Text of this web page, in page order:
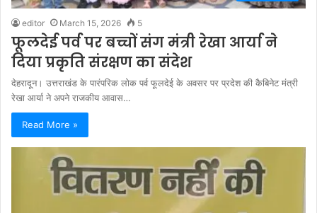
editor March 15, 2026 5
फूलदेई पर्व पर बच्चों संग मंत्री रेखा आर्या ने
दिया प्रकृति संरक्षण का संदेश
देहरादून। उत्तराखंड के पारंपरिक लोक पर्व फूलदेई के अवसर पर प्रदेश की कैबिनेट मंत्री
रेखा आर्या ने अपने राजकीय आवास…
Read More »